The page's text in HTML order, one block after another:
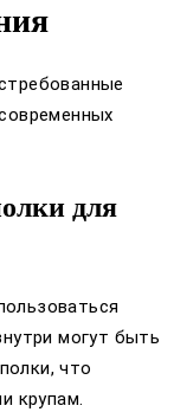
для
могут быть
что
крупам.